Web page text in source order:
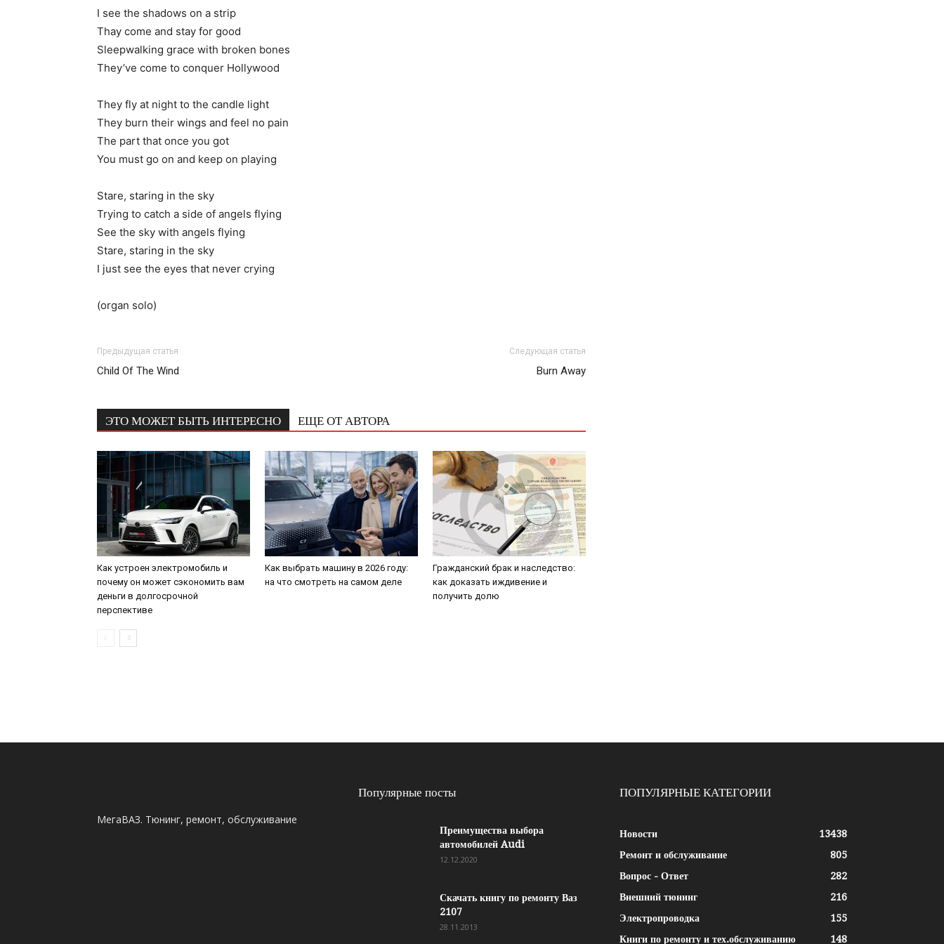
I see the shadows on a strip
Thay come and stay for good
Sleepwalking grace with broken bones
They’ve come to conquer Hollywood
They fly at night to the candle light
They burn their wings and feel no pain
The part that once you got
You must go on and keep on playing
Stare, staring in the sky
Trying to catch a side of angels flying
See the sky with angels flying
Stare, staring in the sky
I just see the eyes that never crying
(organ solo)
Предыдущая статья
Child Of The Wind
Следующая статья
Burn Away
ЭТО МОЖЕТ БЫТЬ ИНТЕРЕСНО ЕЩЕ ОТ АВТОРА
Как устроен электромобиль и
почему он может сэкономить вам
деньги в долгосрочной
перспективе
Как выбрать машину в 2026 году:
на что смотреть на самом деле
Гражданский брак и наследство:
как доказать иждивение и
получить долю
МегаВАЗ. Тюнинг, ремонт, обслуживание
Популярные посты
Преимущества выбора
автомобилей Audi
12.12.2020
Скачать книгу по ремонту Ваз
2107
28.11.2013
ПОПУЛЯРНЫЕ КАТЕГОРИИ
Новости
13438
Ремонт и обслуживание
805
Вопрос - Ответ
282
Внешний тюнинг
216
Электропроводка
155
Книги по ремонту и тех.обслуживанию
148